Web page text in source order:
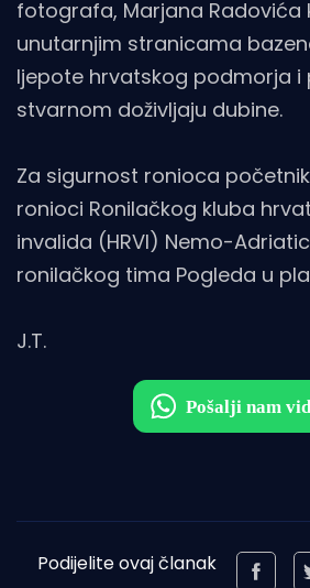
fotografa, Marjana Radovića
unutarnjim stranicama
ljepote hrvatskog podmorja i
stvarnom doživljaju dubine.
Za sigurnost ronioca
ronioci Ronilačkog kluba
invalida (HRVI) Nemo-
ronilačkog tima Pogleda u
J.T.
Podijelite ovaj članak